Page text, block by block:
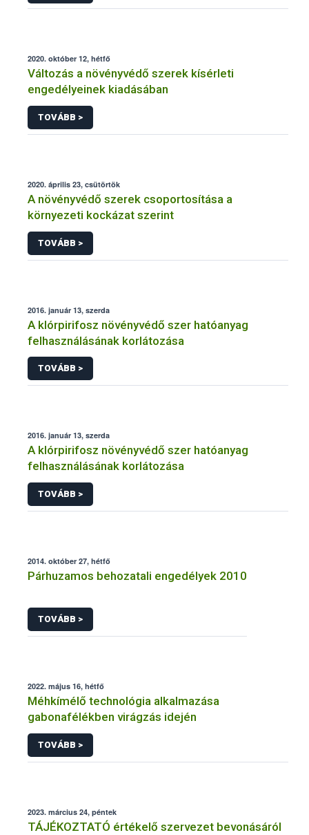
2020. október 12, hétfő
Változás a növényvédő szerek kísérleti
engedélyeinek kiadásában
TOVÁBB >
2020. április 23, csütörtök
A növényvédő szerek csoportosítása a
környezeti kockázat szerint
TOVÁBB >
2016. január 13, szerda
A klórpirifosz növényvédő szer hatóanyag
felhasználásának korlátozása
TOVÁBB >
2016. január 13, szerda
A klórpirifosz növényvédő szer hatóanyag
felhasználásának korlátozása
TOVÁBB >
2014. október 27, hétfő
Párhuzamos behozatali engedélyek 2010
TOVÁBB >
2022. május 16, hétfő
Méhkímélő technológia alkalmazása
gabonafélékben virágzás idején
TOVÁBB >
2023. március 24, péntek
TÁJÉKOZTATÓ értékelő szervezet bevonásáról